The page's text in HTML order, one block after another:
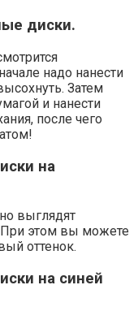
диски.
надо нанести
Затем
и нанести
после чего
на
выглядят
этом вы можете
оттенок.
на синей